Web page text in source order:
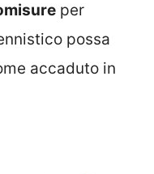
per
possa
accaduto in